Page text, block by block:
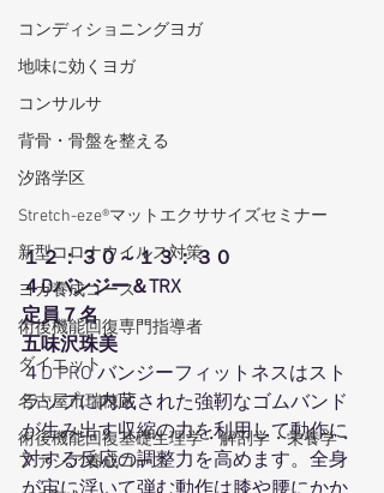
コンディショニングヨガ
地味に効くヨガ
コンサルサ
背骨・骨盤を整える
汐路学区
Stretch-eze®マットエクササイズセミナー
新型コロナウイルス対策
ヨガ養成コース
術後機能回復専門指導者
ダイエット
名古屋市瑞穂区
術後機能回復基礎生理学・解剖学・栄養学・
ファシア養成コース
１２：３０～１３：３０
４Dバンジー＆TRX
定員７名
五味沢珠美
４D PRO バンジーフィットネスはスト
ラップに内蔵された強靭なゴムバンド
が生み出す収縮の力を利用して動作に
対する反応の調整力を高めます。全身